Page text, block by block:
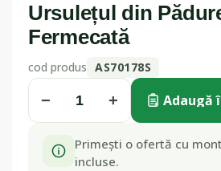
Ursulețul din
Fermecată
cod produs AS70178S
− + Adaugă
Primești o ofertă cu
incluse.